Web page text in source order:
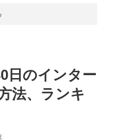
日のインター
法、ランキ